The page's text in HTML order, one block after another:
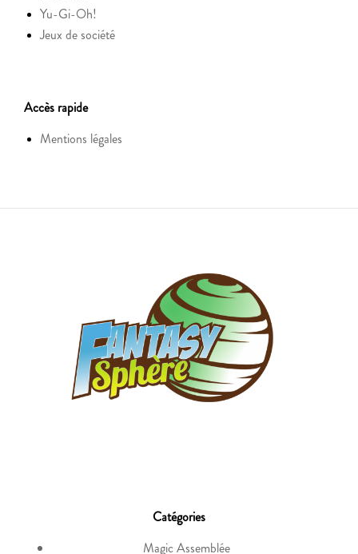
Yu-Gi-Oh!
Jeux de société
Accès rapide
Mentions légales
Catégories
Magic Assemblée